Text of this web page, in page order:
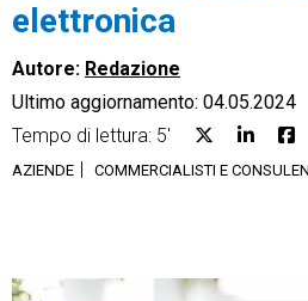
Ecommerce
elettronica
Autore: Redazione
Ultimo aggiornamento: 04.05.2024
Tempo di lettura: 5'
AZIENDE COMMERCIALISTI E